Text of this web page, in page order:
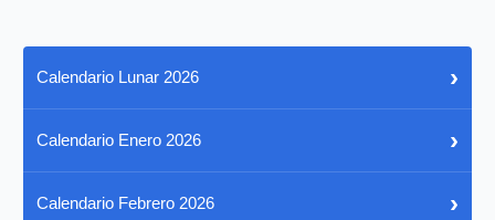
Calendario Lunar 2026 ›
Calendario Enero 2026 ›
Calendario Febrero 2026 ›